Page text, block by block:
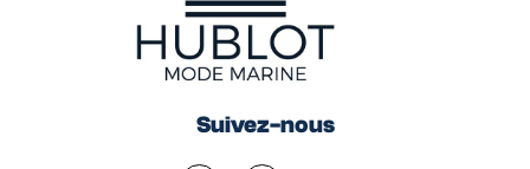
Suivez-nous